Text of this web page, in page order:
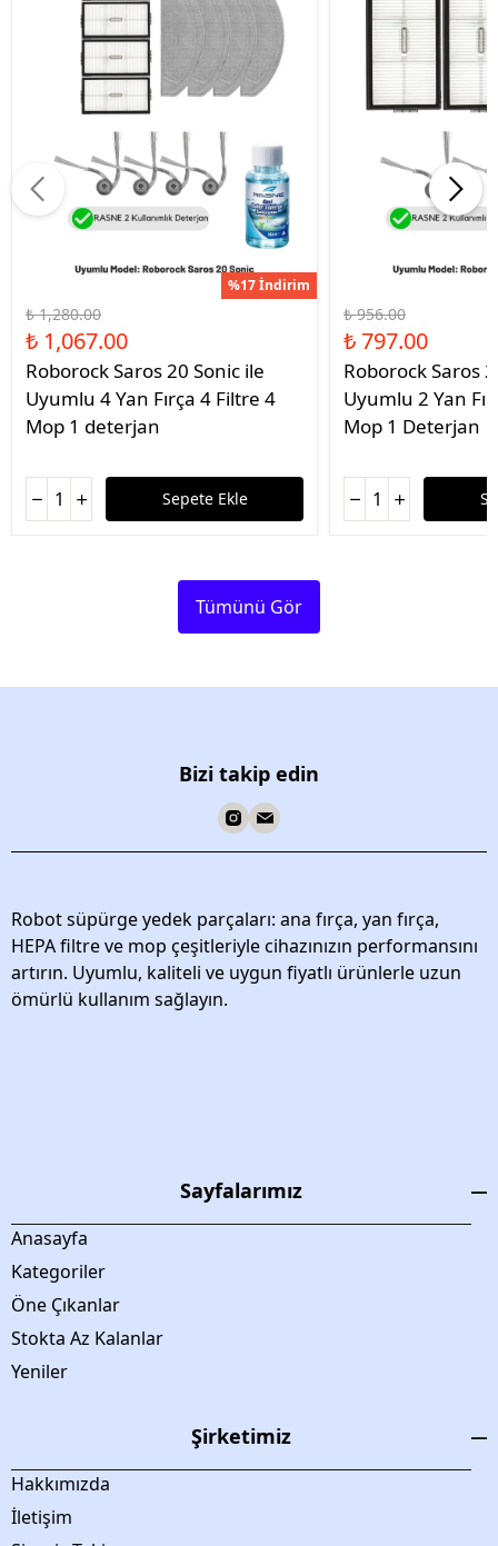
%17 İndirim
₺ 1,280.00
₺ 1,067.00
Roborock Saros 20 Sonic ile
Uyumlu 4 Yan Fırça 4 Filtre 4
Mop 1 deterjan
Sepete Ekle
₺ 956.00
₺ 797.00
Roborock Saros
Uyumlu 2 Yan
Mop 1 Deterjan
Tümünü Gör
Bizi takip edin
Robot süpürge yedek parçaları: ana fırça, yan fırça,
HEPA filtre ve mop çeşitleriyle cihazınızın performansını
artırın. Uyumlu, kaliteli ve uygun fiyatlı ürünlerle uzun
ömürlü kullanım sağlayın.
Sayfalarımız
Anasayfa
Kategoriler
Öne Çıkanlar
Stokta Az Kalanlar
Yeniler
Şirketimiz
Hakkımızda
İletişim